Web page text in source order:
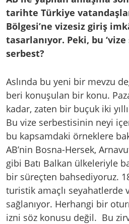
tarihte Türkiye
Bölgesi’ne vizesiz giriş
tasarlanıyor. Peki, bu
serbest?
Aslında bu yeni bir mevzu
beri konuşulan bir konu.
kadar, zaten bir buçuk iki
Bu vize serbestisinin neyi
bu kapsamdaki örneklere
AB’nin Bosna-Hersek,
gibi Batı Balkan ülkeleriyle
bir süreçten bahsediyoruz.
turistik amaçlı seyahatlerde
sağlanıyor. Herhangi bir
izni söz konusu değil. Bu